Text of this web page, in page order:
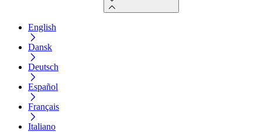
English
Dansk
Deutsch
Español
Français
Italiano